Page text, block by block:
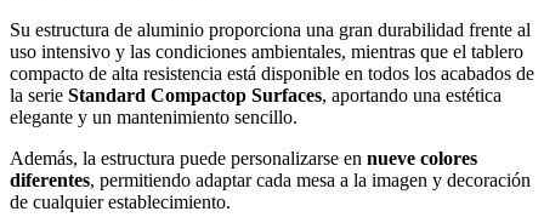
Su estructura de aluminio proporciona una gran durabilidad frente al
uso intensivo y las condiciones ambientales, mientras que el tablero
compacto de alta resistencia está disponible en todos los acabados de
la serie Standard Compactop Surfaces, aportando una estética
elegante y un mantenimiento sencillo.
Además, la estructura puede personalizarse en nueve colores
diferentes, permitiendo adaptar cada mesa a la imagen y decoración
de cualquier establecimiento.